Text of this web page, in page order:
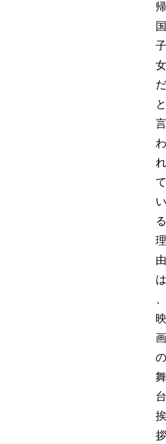
帰
国
子
女
だ
と
言
わ
れ
て
い
る
理
由
は
映
画
の
舞
台
挨
拶